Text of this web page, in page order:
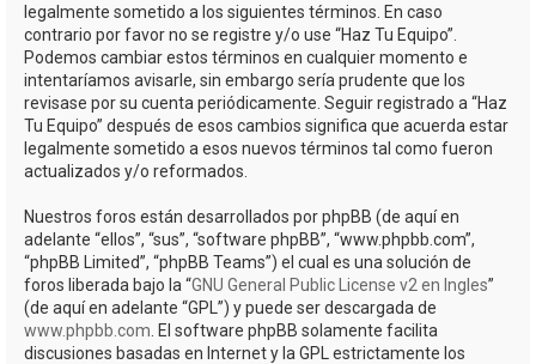
legalmente sometido a los siguientes términos. En caso
contrario por favor no se registre y/o use “Haz Tu Equipo”.
Podemos cambiar estos términos en cualquier momento e
intentaríamos avisarle, sin embargo sería prudente que los
revisase por su cuenta periódicamente. Seguir registrado a “Haz
Tu Equipo” después de esos cambios significa que acuerda estar
legalmente sometido a esos nuevos términos tal como fueron
actualizados y/o reformados.
Nuestros foros están desarrollados por phpBB (de aquí en
adelante “ellos”, “sus”, “software phpBB”, “www.phpbb.com”,
“phpBB Limited”, “phpBB Teams”) el cual es una solución de
foros liberada bajo la “GNU General Public License v2 en Ingles”
(de aquí en adelante “GPL”) y puede ser descargada de
www.phpbb.com . El software phpBB solamente facilita
discusiones basadas en Internet y la GPL estrictamente los